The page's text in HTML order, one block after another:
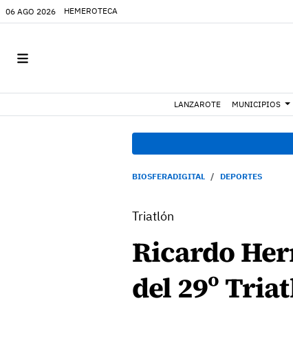
06 AGO 2026 HEMEROTECA
LANZAROTE MUNICIPIOS
BIOSFERADIGITAL DEPORTES
Triatlón
Ricardo
del 29º